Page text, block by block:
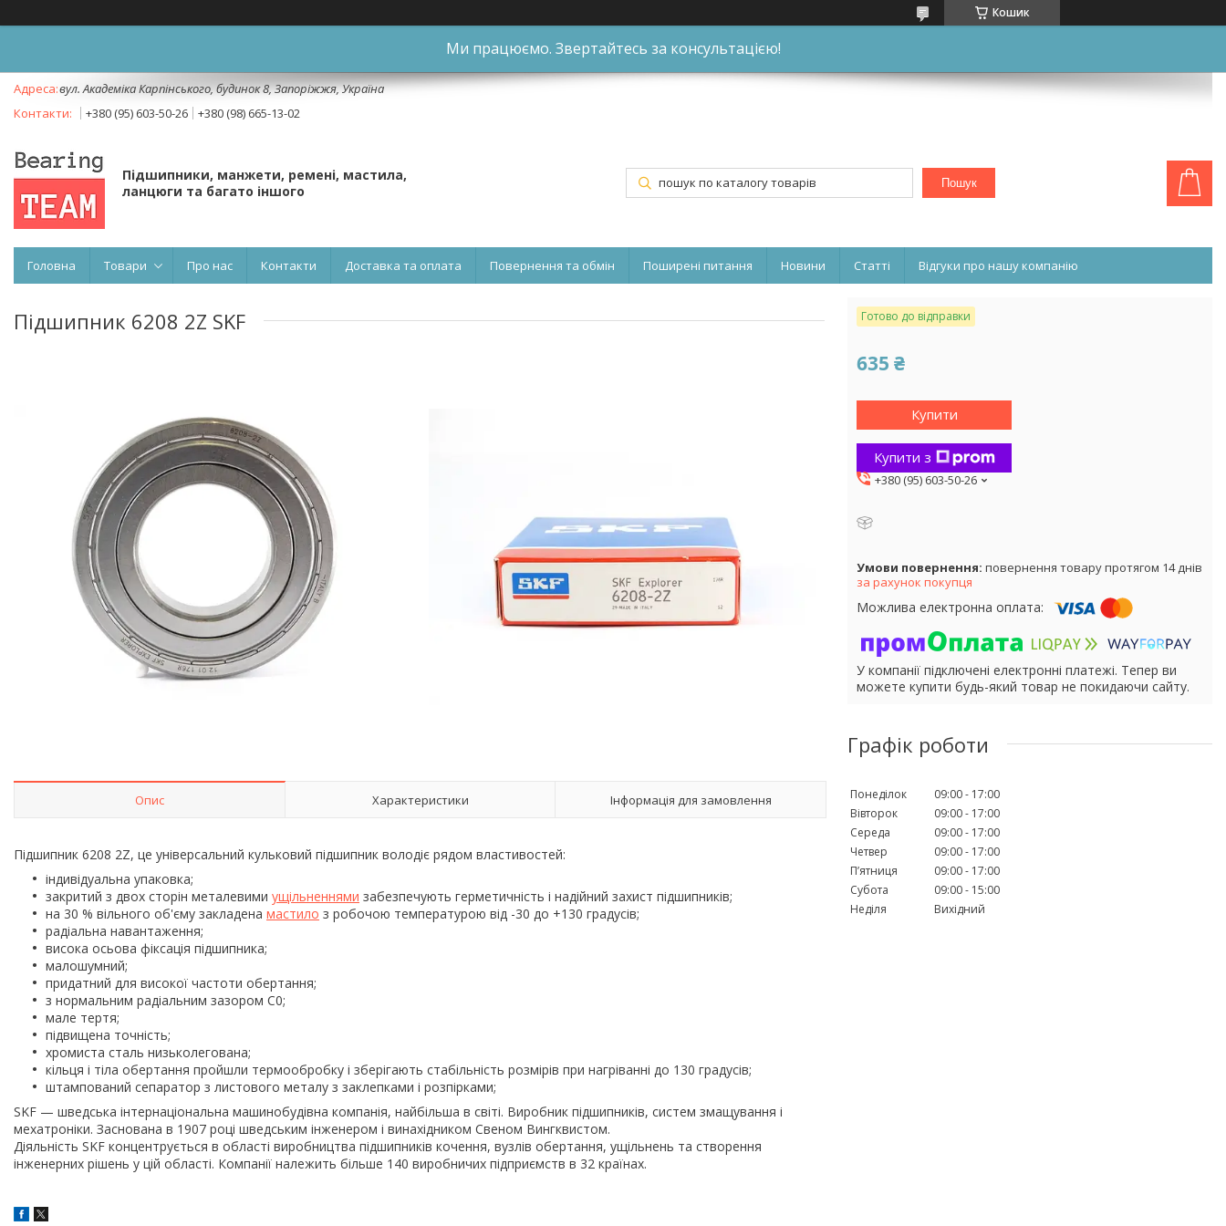
Кошик
Ми працюємо. Звертайтесь за консультацією!
вул. Академіка Карпінського, будинок 8, Запоріжжя, Україна
+380 (95) 603-50-26
+380 (98) 665-13-02
Підшипники, манжети, ремені, мастила,
ланцюги та багато іншого
Пошук
Головна Товари Про нас Контакти Доставка та оплата Повернення та обмін Поширені питання Новини Статті Відгуки про нашу компанію
Підшипник 6208 2Z SKF
Опис Характеристики Інформація для замовлення
Підшипник 6208 2Z, це універсальний кульковий підшипник володіє рядом властивостей:
індивідуальна упаковка;
закритий з двох сторін металевими ущільненнями забезпечують герметичність і надійний захист підшипників;
на 30 % вільного об'єму закладена мастило з робочою температурою від -30 до +130 градусів;
радіальна навантаження;
висока осьова фіксація підшипника;
малошумний;
придатний для високої частоти обертання;
з нормальним радіальним зазором С0;
мале тертя;
підвищена точність;
хромиста сталь низьколегована;
кільця і тіла обертання пройшли термообробку і зберігають стабільність розмірів при нагріванні до 130 градусів;
штампований сепаратор з листового металу з заклепками і розпірками;
SKF — шведська інтернаціональна машинобудівна компанія, найбільша в світі. Виробник підшипників, систем змащування і
мехатроніки. Заснована в 1907 році шведським інженером і винахідником Свеном Вингквистом.
Діяльність SKF концентрується в області виробництва підшипників кочення, вузлів обертання, ущільнень та створення
інженерних рішень у цій області. Компанії належить більше 140 виробничих підприємств в 32 країнах.
Готово до відправки
635 ₴
Купити
Купити з
+380 (95) 603-50-26
повернення товару протягом 14 днів
за рахунок покупця
У компанії підключені електронні платежі. Тепер ви
можете купити будь-який товар не покидаючи сайту.
Графік роботи
Понеділок 09:00
17:00
Вівторок
09:00
17:00
Середа
09:00
17:00
Четвер
09:00
17:00
Пʼятниця
09:00
17:00
Субота
09:00
15:00
Неділя
Вихідний